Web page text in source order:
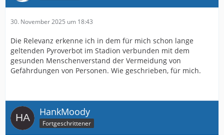
30. November 2025 um 18:43
Die Relevanz erkenne ich in dem für mich schon lange
geltenden Pyroverbot im Stadion verbunden mit dem
gesunden Menschenverstand der Vermeidung von
Gefährdungen von Personen. Wie geschrieben, für mich.
HankMoody
Fortgeschrittener